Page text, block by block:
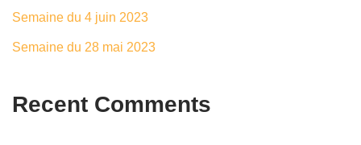
Semaine du 4 juin 2023
Semaine du 28 mai 2023
Recent Comments